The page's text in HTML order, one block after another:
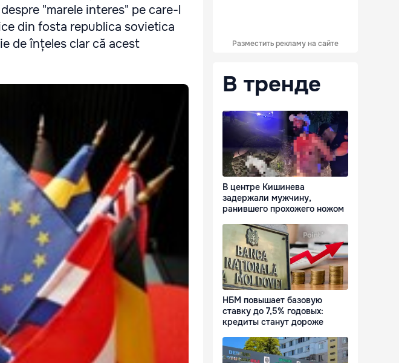
"marele interes" pe care-l
din fosta republica sovietica
de înțeles clar că acest
Разместить рекламу на сайте
В тренде
В центре Кишинева
задержали мужчину,
ранившего прохожего ножом
НБМ повышает базовую
ставку до 7,5% годовых:
кредиты станут дороже